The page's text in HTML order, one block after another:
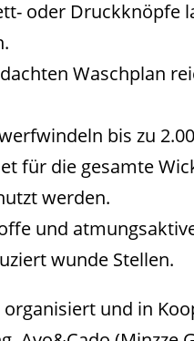
oder Druckknöpfe
Waschplan
bis zu
für die gesamte
werden.
und
wunde Stellen.
und in